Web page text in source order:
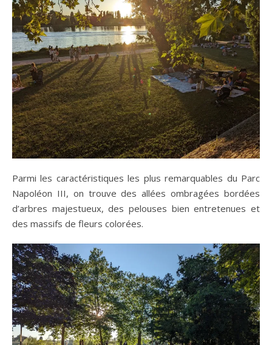
Parmi les caractéristiques les plus remarquables du Parc
Napoléon III, on trouve des allées ombragées bordées
d’arbres majestueux, des pelouses bien entretenues et
des massifs de fleurs colorées.